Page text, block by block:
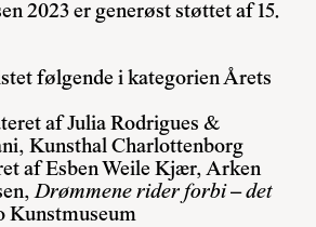
2023 er generøst støttet af 15.
følgende i kategorien Årets
af Julia Rodrigues &
Kunsthal Charlottenborg
af Esben Weile Kjær, Arken
Drømmene rider forbi – det
Kunstmuseum